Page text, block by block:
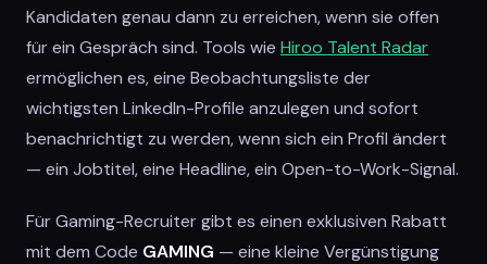
Kandidaten genau dann zu erreichen, wenn sie offen
für ein Gespräch sind. Tools wie Hiroo Talent Radar
ermöglichen es, eine Beobachtungsliste der
wichtigsten LinkedIn-Profile anzulegen und sofort
benachrichtigt zu werden, wenn sich ein Profil ändert
— ein Jobtitel, eine Headline, ein Open-to-Work-Signal.
Für Gaming-Recruiter gibt es einen exklusiven Rabatt
mit dem Code GAMING — eine kleine Vergünstigung